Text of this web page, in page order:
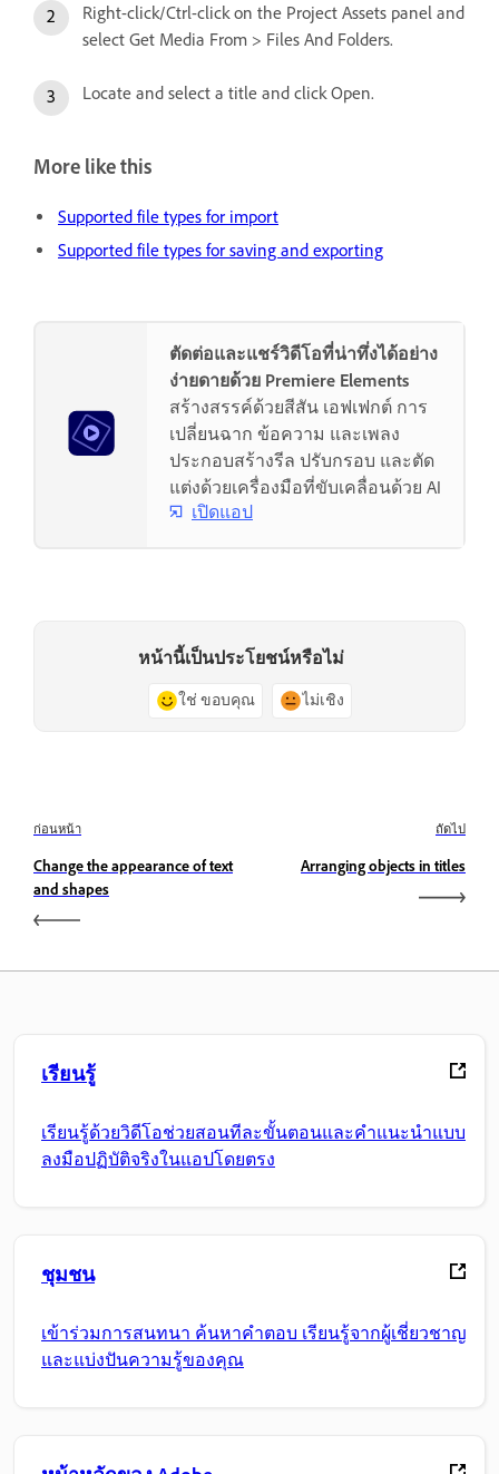
Right-click/Ctrl-click on the Project Assets panel and
select Get Media From > Files And Folders.
Locate and select a title and click Open.
More like this
Supported file types for import
Supported file types for saving and exporting
ตัดต่อและแชร์วิดีโอที่น่าทึ่งได้อย่าง
ง่ายดายด้วย Premiere Elements
สร้างสรรค์ด้วยสีสัน เอฟเฟกต์ การ
เปลี่ยนฉาก ข้อความ และเพลง
ประกอบสร้างรีล ปรับกรอบ และตัด
แต่งด้วยเครื่องมือที่ขับเคลื่อนด้วย AI
เปิดแอป
หน้านี้เป็นประโยชน์หรือไม่
ใช่ ขอบคุณ ไม่เชิง
ก่อนหน้า
Change the appearance of text
and shapes
ถัดไป
Arranging objects in titles
เรียนรู้
เรียนรู้ด้วยวิดีโอช่วยสอนทีละขั้นตอนและคำแนะนำแบบ
ลงมือปฏิบัติจริงในแอปโดยตรง
ชุมชน
เข้าร่วมการสนทนา ค้นหาคำตอบ เรียนรู้จากผู้เชี่ยวชาญ
และแบ่งปันความรู้ของคุณ